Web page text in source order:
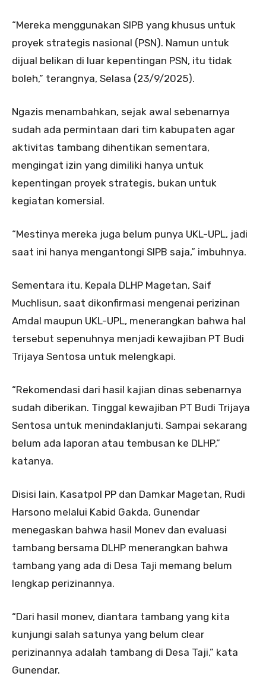
“Mereka menggunakan SIPB yang khusus untuk
proyek strategis nasional (PSN). Namun untuk
dijual belikan di luar kepentingan PSN, itu tidak
boleh,” terangnya, Selasa (23/9/2025).
Ngazis menambahkan, sejak awal sebenarnya
sudah ada permintaan dari tim kabupaten agar
aktivitas tambang dihentikan sementara,
mengingat izin yang dimiliki hanya untuk
kepentingan proyek strategis, bukan untuk
kegiatan komersial.
“Mestinya mereka juga belum punya UKL-UPL, jadi
saat ini hanya mengantongi SIPB saja,” imbuhnya.
Sementara itu, Kepala DLHP Magetan, Saif
Muchlisun, saat dikonfirmasi mengenai perizinan
Amdal maupun UKL-UPL, menerangkan bahwa hal
tersebut sepenuhnya menjadi kewajiban PT Budi
Trijaya Sentosa untuk melengkapi.
“Rekomendasi dari hasil kajian dinas sebenarnya
sudah diberikan. Tinggal kewajiban PT Budi Trijaya
Sentosa untuk menindaklanjuti. Sampai sekarang
belum ada laporan atau tembusan ke DLHP,”
katanya.
Disisi lain, Kasatpol PP dan Damkar Magetan, Rudi
Harsono melalui Kabid Gakda, Gunendar
menegaskan bahwa hasil Monev dan evaluasi
tambang bersama DLHP menerangkan bahwa
tambang yang ada di Desa Taji memang belum
lengkap perizinannya.
“Dari hasil monev, diantara tambang yang kita
kunjungi salah satunya yang belum clear
perizinannya adalah tambang di Desa Taji,” kata
Gunendar.